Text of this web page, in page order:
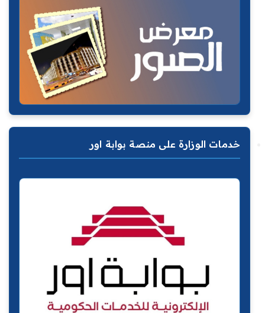
خدمات الوزارة على منصة بوابة اور